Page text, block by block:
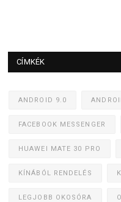
CÍMKÉK
ANDROID 9.0
FACEBOOK MESSENGER
HUAWEI MATE 30 PRO
KÍNÁBÓL RENDELÉS
LEGJOBB OKOSÓRA